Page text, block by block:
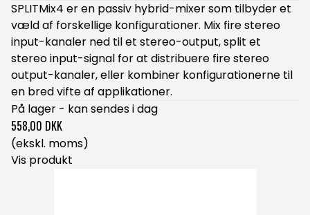
SPLITMix4 er en passiv hybrid-mixer som tilbyder et
væld af forskellige konfigurationer. Mix fire stereo
input-kanaler ned til et stereo-output, split et
stereo input-signal for at distribuere fire stereo
output-kanaler, eller kombiner konfigurationerne til
en bred vifte af applikationer.
På lager - kan sendes i dag
558,00 DKK
(ekskl. moms)
Vis produkt